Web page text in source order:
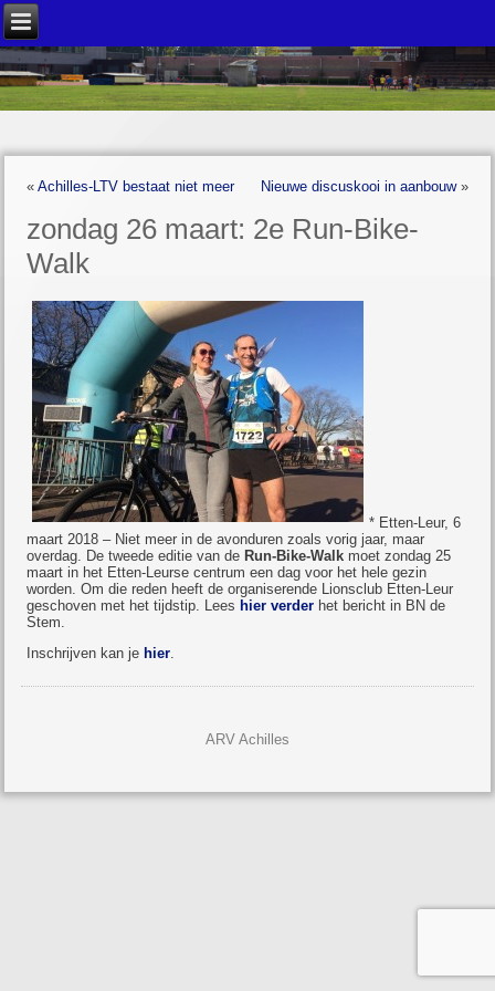
«Achilles-LTV bestaat niet meer Nieuwe discuskooi in aanbouw»
zondag 26 maart: 2e Run-Bike-
Walk
* Etten-Leur, 6
maart 2018 – Niet meer in de avonduren zoals vorig jaar, maar
overdag. De tweede editie van de Run-Bike-Walk moet zondag 25
maart in het Etten-Leurse centrum een dag voor het hele gezin
worden. Om die reden heeft de organiserende Lionsclub Etten-Leur
geschoven met het tijdstip. Lees hier verder het bericht in BN de
Stem.
Inschrijven kan je hier.
ARV Achilles